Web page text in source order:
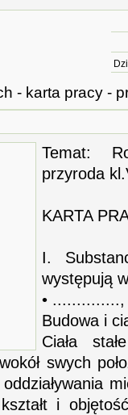
- karta pracy -
Temat:
przyroda
KARTA
I.
występują
•
Budowa i
Ciała
swych
i